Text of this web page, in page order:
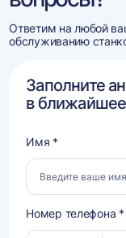
Ответим на любой
обслуживанию
Заполните
в
Имя *
Номер телефона *